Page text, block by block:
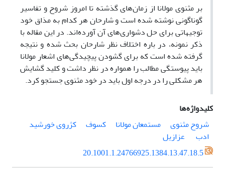
بر مثنوی مولانا از زمان‌های گذشته تا امروز شروح و تفاسیر
گوناگونی نوشته شده است و شارحان هر کدام به مذاق خود
توجیهاتی برای حل دشواری‌های آن آورده‌اند. در این مقاله با
ذکر نمونه، در باره اختلاف نظر شارحان بحث شده و نتیجه
گرفته شده است که برای گشودن پیچیدگی‌های اشعار مولانا
باید پیوستگی مطالب را همواره در نظر داشت و کلید گشایش
هر مشکلی را در درجه اول باید در خود مثنوی جستجو کرد.
کلیدواژه‌ها
شروح مثنوی
مستمعان مولانا کسوف
کژروی‌ خورشید
ادب
‌ عزازیل
20.1001.1.24766925.1384.13.47.18.5